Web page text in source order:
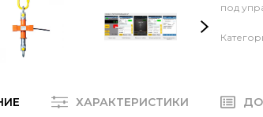
под
ХАРАКТЕРИСТИКИ